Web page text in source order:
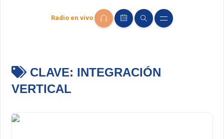
Radio en vivo
CLAVE: INTEGRACIÓN
VERTICAL